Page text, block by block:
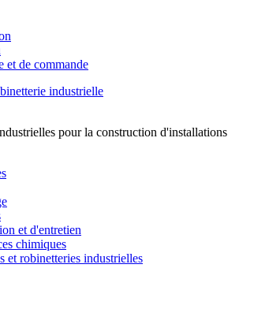
et de commande
industrielle
pour la construction d'installations
et d'entretien
chimiques
et robinetteries industrielles